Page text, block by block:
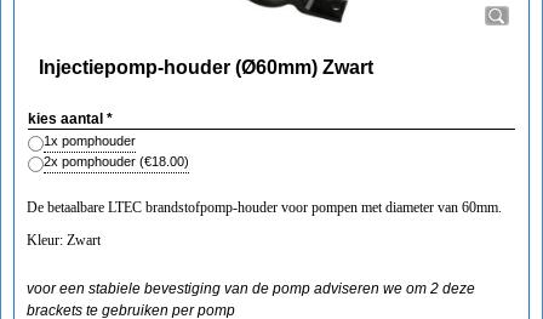
Injectiepomp-houder (Ø60mm) Zwart
kies aantal *
1x pomphouder
2x pomphouder (€18.00)
De betaalbare LTEC brandstofpomp-houder voor pompen met diameter van 60mm.
Kleur: Zwart
voor een stabiele bevestiging van de pomp adviseren we om 2 deze
brackets te gebruiken per pomp